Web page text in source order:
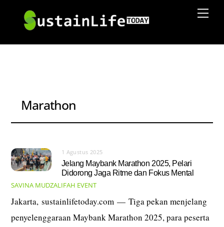
content
Marathon
1 Agustus 2025
Jelang Maybank Marathon 2025, Pelari
Didorong Jaga Ritme dan Fokus Mental
SAVINA MUDZALIFAH EVENT
Jakarta, sustainlifetoday.com — Tiga pekan menjelang
penyelenggaraan Maybank Marathon 2025, para peserta